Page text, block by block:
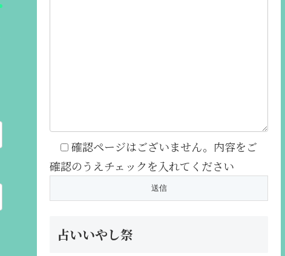
確認ページはございません。内容をご
確認のうえチェックを入れてください
占いいやし祭